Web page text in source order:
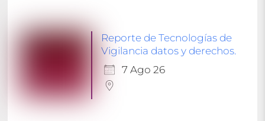
Reporte de Tecnologías de
Vigilancia datos y derechos.
7 Ago 26